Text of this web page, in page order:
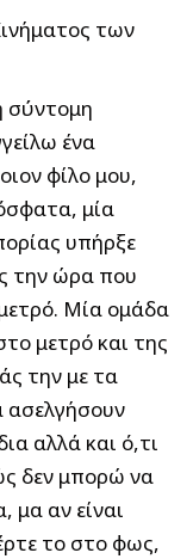
των
σύντομη
ένα
φίλο μου,
μία
υπήρξε
την ώρα που
Μία ομάδα
μετρό και της
την με τα
αλλά και ό,τι
δεν μπορώ να
μα αν είναι
το στο φως,